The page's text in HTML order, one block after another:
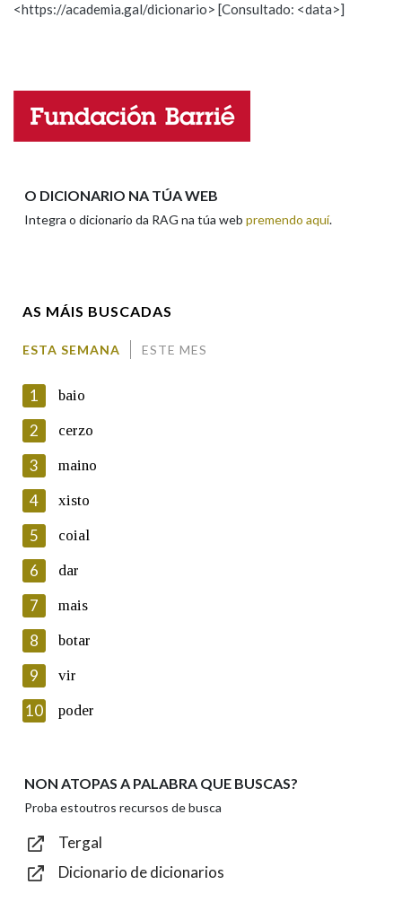
Marcas gramaticais
Propoño mellorar a definición
Nome
En cumprimento da normativa vixente en materia de
Protección de Datos de Carácter Persoal, a Real Academia
Galega informa a aqueles usuarios que faciliten o seu correo
electrónico, así como calquera outra información de carácter
persoal, que estes datos serán obxecto de tratamento
automatizado de carácter confidencial e incorporados aos seus
ficheiros informáticos. Así mesmo, os usuarios poderán exercer o
seu dereito de acceso, rectificación, oposición e cancelación dos
seus datos poñéndose en contacto connosco.
Lin e acepto as condicións da política de
Introduce o código que aparece na imaxe:
Texto de verificación
<https://academia.gal/dicionario> [Consultado: <data>]
O DICIONARIO NA TÚA WEB
Integra o dicionario da RAG na túa web premendo aquí.
AS MÁIS BUSCADAS
ESTA SEMANA ESTE MES
1 baio
2 cerzo
3 maino
4 xisto
5 coial
6 dar
7 mais
8 botar
9 vir
10 poder
NON ATOPAS A PALABRA QUE BUSCAS?
Proba estoutros recursos de busca
Tergal
Dicionario de dicionarios